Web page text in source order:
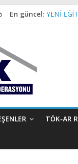
En güncel:
İBB
Son 4
TÖK-AR